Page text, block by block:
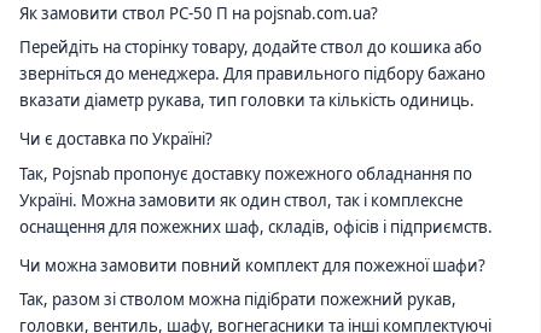
Як замовити ствол РС-50 П на pojsnab.com.ua?
Перейдіть на сторінку товару, додайте ствол до кошика або
зверніться до менеджера. Для правильного підбору бажано
вказати діаметр рукава, тип головки та кількість одиниць.
Чи є доставка по Україні?
Так, Pojsnab пропонує доставку пожежного обладнання по
Україні. Можна замовити як один ствол, так і комплексне
оснащення для пожежних шаф, складів, офісів і підприємств.
Чи можна замовити повний комплект для пожежної шафи?
Так, разом зі стволом можна підібрати пожежний рукав,
головки, вентиль, шафу, вогнегасники та інші комплектуючі